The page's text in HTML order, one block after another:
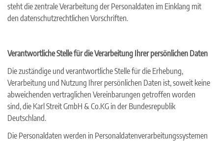
steht die zentrale Verarbeitung der Personaldaten im Einklang mit
den datenschutzrechtlichen Vorschriften.
Verantwortliche Stelle für die Verarbeitung Ihrer persönlichen Daten
Die zuständige und verantwortliche Stelle für die Erhebung,
Verarbeitung und Nutzung Ihrer persönlichen Daten ist, soweit keine
abweichenden vertraglichen Vereinbarungen getroffen worden
sind, die Karl Streit GmbH & Co.KG in der Bundesrepublik
Deutschland.
Die Personaldaten werden in Personaldatenverarbeitungssystemen